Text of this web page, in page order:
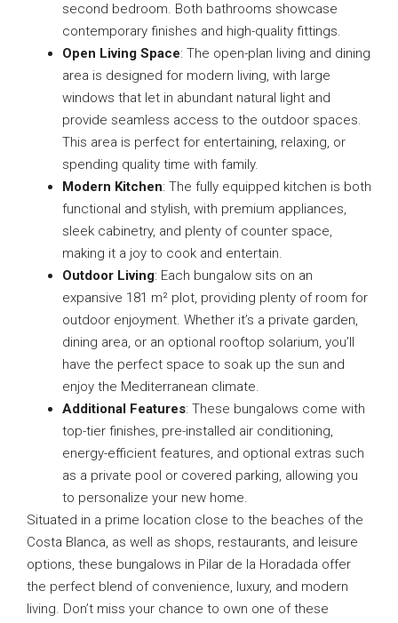
second bedroom. Both bathrooms showcase
contemporary finishes and high-quality fittings.
Open Living Space: The open-plan living and dining
area is designed for modern living, with large
windows that let in abundant natural light and
provide seamless access to the outdoor spaces.
This area is perfect for entertaining, relaxing, or
spending quality time with family.
Modern Kitchen: The fully equipped kitchen is both
functional and stylish, with premium appliances,
sleek cabinetry, and plenty of counter space,
making it a joy to cook and entertain.
Outdoor Living: Each bungalow sits on an
expansive 181 m² plot, providing plenty of room for
outdoor enjoyment. Whether it’s a private garden,
dining area, or an optional rooftop solarium, you’ll
have the perfect space to soak up the sun and
enjoy the Mediterranean climate.
Additional Features: These bungalows come with
top-tier finishes, pre-installed air conditioning,
energy-efficient features, and optional extras such
as a private pool or covered parking, allowing you
to personalize your new home.
Situated in a prime location close to the beaches of the
Costa Blanca, as well as shops, restaurants, and leisure
options, these bungalows in Pilar de la Horadada offer
the perfect blend of convenience, luxury, and modern
living. Don’t miss your chance to own one of these